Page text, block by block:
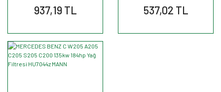
937,19 TL 537,02 TL